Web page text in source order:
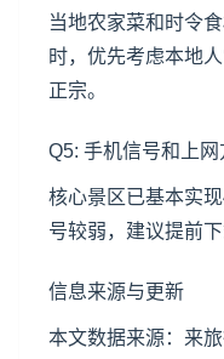
当地农家菜和时令
时，优先考虑本地
正宗。
Q5: 手机信号和上网
核心景区已基本实
号较弱，建议提前
信息来源与更新
本文数据来源：来